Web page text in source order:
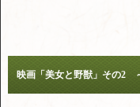
映画「美女と野獣」その2